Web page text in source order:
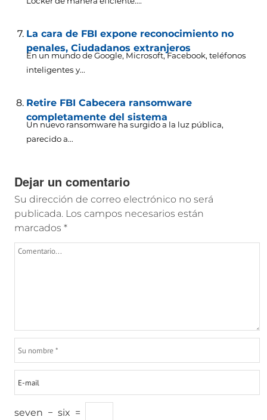
La cara de FBI expone reconocimiento no
penales, Ciudadanos extranjeros
En un mundo de Google, Microsoft, Facebook, teléfonos
inteligentes y...
Retire FBI Cabecera ransomware
completamente del sistema
Un nuevo ransomware ha surgido a la luz pública,
parecido a...
Dejar un comentario
Su dirección de correo electrónico no será
publicada. Los campos necesarios están
marcados *
seven − six =